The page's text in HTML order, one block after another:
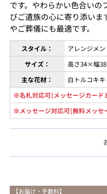
です。やわらかい色合いの
びご遺族の心に寄り添いま
やご葬儀にも最適です。
スタイル：
アレンジメ
サイズ：
高さ34×幅
主な花材：
白トルコキキ
※名札対応可(メッセージカード
※メッセージ対応可(無料メッセ
【お届け・手数料】